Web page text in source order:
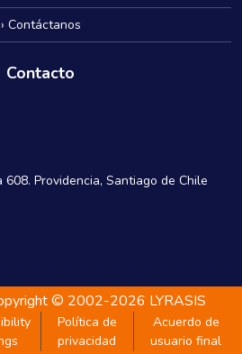
› Contáctanos
Contacto
Providencia, Santiago de Chile
© 2002-2026 LYRASIS
Política de
privacidad
Acuerdo de
usuario final